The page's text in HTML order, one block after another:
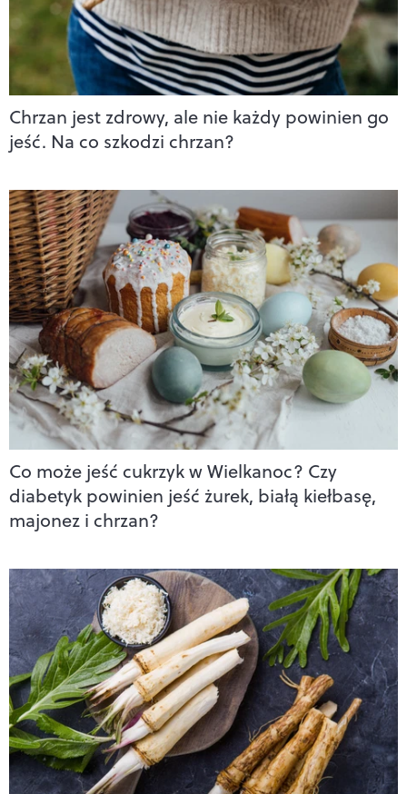
Chrzan jest zdrowy, ale nie każdy powinien go
jeść. Na co szkodzi chrzan?
Co może jeść cukrzyk w Wielkanoc? Czy
diabetyk powinien jeść żurek, białą kiełbasę,
majonez i chrzan?